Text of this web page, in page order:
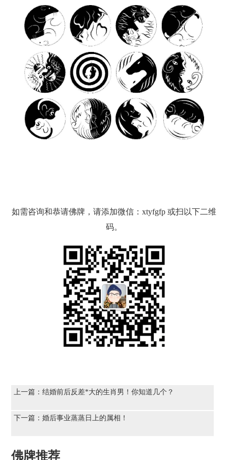
如需咨询和恭请佛牌，请添加微信：xtyfgfp 或扫以下二维
码。
上一篇：结婚前后反差*大的生肖男！你知道几个？
下一篇：婚后事业蒸蒸日上的属相！
佛牌推荐